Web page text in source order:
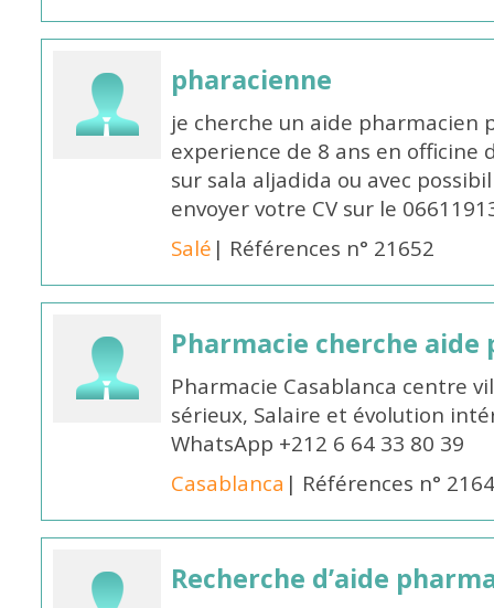
pharacienne
je cherche un aide pharmacien
experience de 8 ans en
sur sala aljadida ou avec
envoyer votre CV sur le
Salé | Références n° 21652
Pharmacie cherche aide
Pharmacie Casablanca centre
sérieux, Salaire et évolution
WhatsApp +212 6 64 33 80 39
Casablanca | Références n°
Recherche d’aide